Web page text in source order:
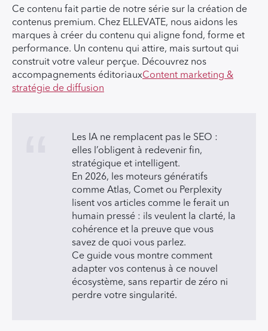
Ce contenu fait partie de notre série sur la création de
contenus premium. Chez ELLEVATE, nous aidons les
marques à créer du contenu qui aligne fond, forme et
performance. Un contenu qui attire, mais surtout qui
construit votre valeur perçue. Découvrez nos
accompagnements éditoriauxContent marketing &
stratégie de diffusion
Les IA ne remplacent pas le SEO :
elles l’obligent à redevenir fin,
stratégique et intelligent.
En 2026, les moteurs génératifs
comme Atlas, Comet ou Perplexity
lisent vos articles comme le ferait un
humain pressé : ils veulent la clarté, la
cohérence et la preuve que vous
savez de quoi vous parlez.
Ce guide vous montre comment
adapter vos contenus à ce nouvel
écosystème, sans repartir de zéro ni
perdre votre singularité.